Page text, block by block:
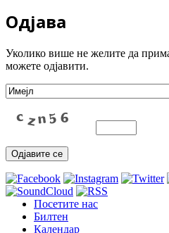
Одјава
Уколико више не желите да
можете одјавити.
Посетите нас
Билтен
Календар